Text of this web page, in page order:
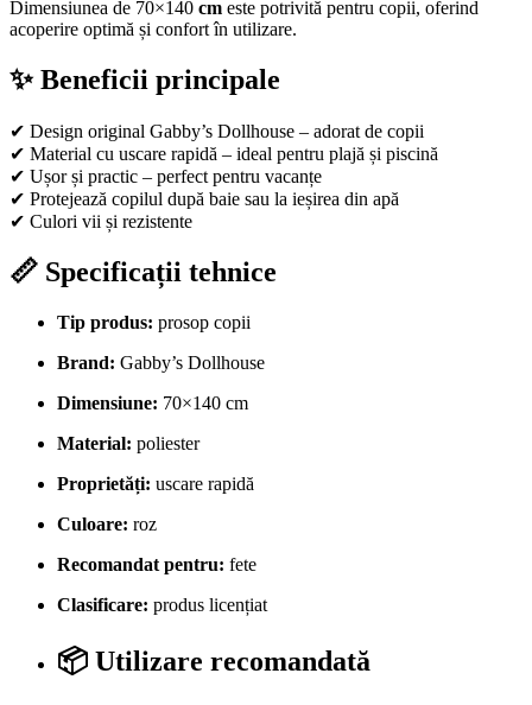
Dimensiunea de 70×140 cm este potrivită pentru copii, oferind
acoperire optimă și confort în utilizare.
✨ Beneficii principale
✔ Design original Gabby’s Dollhouse – adorat de copii
✔ Material cu uscare rapidă – ideal pentru plajă și piscină
✔ Ușor și practic – perfect pentru vacanțe
✔ Protejează copilul după baie sau la ieșirea din apă
✔ Culori vii și rezistente
📏 Specificații tehnice
Tip produs: prosop copii
Brand: Gabby’s Dollhouse
Dimensiune: 70×140 cm
Material: poliester
Proprietăți: uscare rapidă
Culoare: roz
Recomandat pentru: fete
Clasificare: produs licențiat
📦 Utilizare recomandată